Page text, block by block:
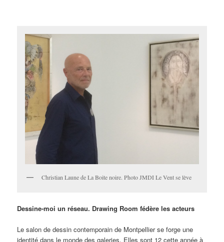
Christian Laune de La Boite noire. Photo JMDI Le Vent se lève
Dessine-moi un réseau. Drawing Room fédère les acteurs
Le salon de dessin contemporain de Montpellier se forge une
identité dans le monde des galeries. Elles sont 12 cette année à